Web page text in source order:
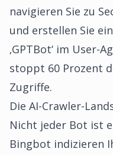
navigieren Sie zu
und erstellen Sie
‚GPTBot‘ im User-
stoppt 60 Prozent
Zugriffe.
Die AI-Crawler-
Nicht jeder Bot ist
Bingbot indizieren